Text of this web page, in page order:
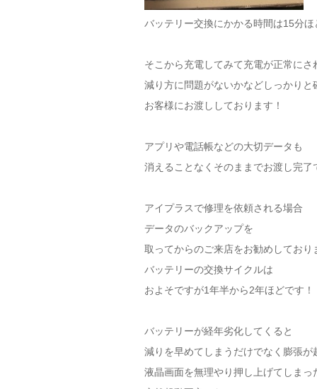
バッテリー交換にかかる時間は15分ほ
そこから充電してみて充電が正常にさ
減り方に問題がないかなどしっかりと
お客様にお渡ししております！
アプリや電話帳などの大切データも
消えることなくそのままでお渡し完了
アイプラスで修理を依頼される場合
データのバックアップを
取ってからのご来店をお勧めしており
バッテリーの交換サイクルは
およそですが1年半から2年ほどです！
バッテリーが経年劣化してくると
減りを早めてしまうだけでなく膨張が
液晶画面を無理やり押し上げてしまっ